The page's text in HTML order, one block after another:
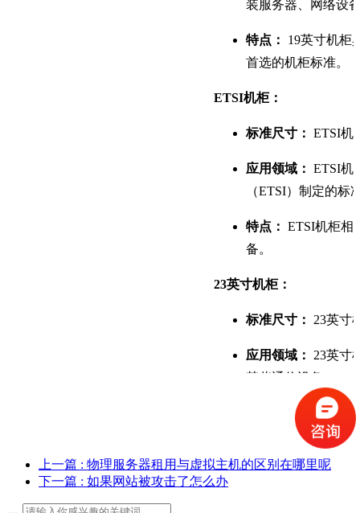
装服务器、网络设
特点：
19英寸机柜
首选的机柜标准。
ETSI机柜：
标准尺寸： ETSI机
应用领域： ETSI机
（ETSI）制定的标
特点： ETSI机柜相
备。
23英寸机柜：
标准尺寸： 23英寸
应用领域：
23英寸
某些通信设备。
23英寸机柜
中心和企业机房中
Open Rack：
上一篇 : 物理服务器租用与虚拟主机的区别在哪里呢
下一篇 : 如果网站被攻击了怎么办